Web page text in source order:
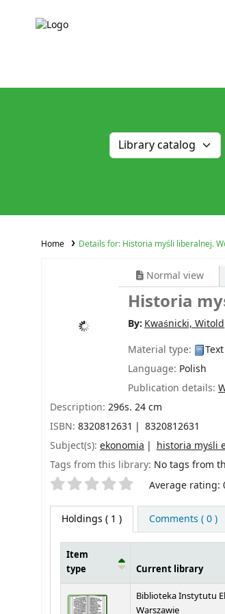
Home Details for: Historia myśli liberalnej.
Normal view
Historia
By:Kwaśnicki, Witold
Material type:
Text
Language: Polish
Publication details:
Description: 296s. 24 cm
ISBN: 8320812631
8320812631
Subject(s): ekonomia historia myśli
Tags from this library: No tags from
Star ratings Average rating:
Holdings ( 1 ) Comments ( 0 )
Item
type
Current library
Biblioteka Instytutu
Warszawie